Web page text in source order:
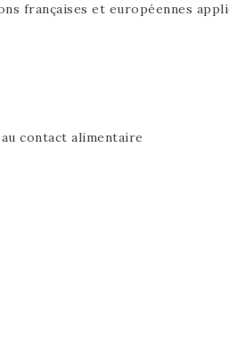
françaises et européennes
contact alimentaire